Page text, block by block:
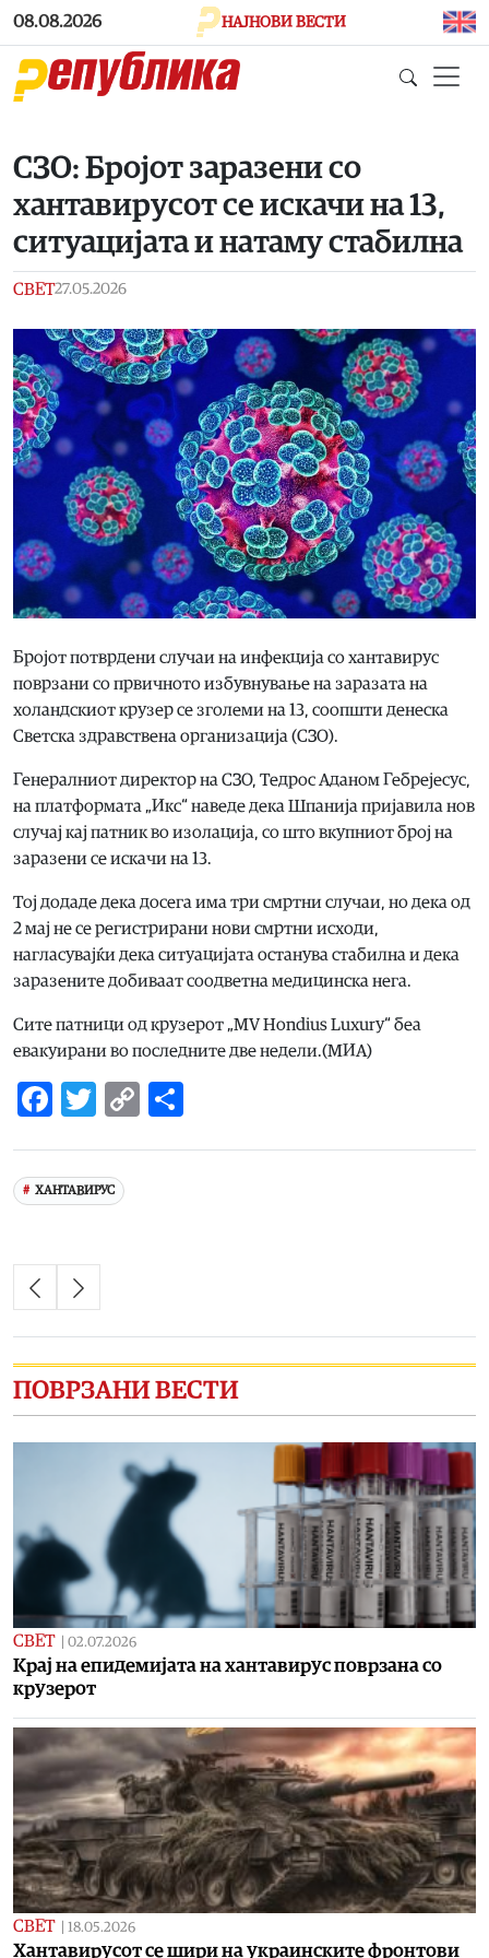
Skip to main content
08.08.2026 НАЈНОВИ ВЕСТИ
СЗО: Бројот заразени со
хантавирусот се искачи на 13,
ситуацијата и натаму стабилна
СВЕТ27.05.2026
Бројот потврдени случаи на инфекција со хантавирус
поврзани со првичното избувнување на заразата на
холандскиот крузер се зголеми на 13, соопшти денеска
Светска здравствена организација (СЗО).
Генералниот директор на СЗО, Тедрос Аданом Гебрејесус,
на платформата „Икс“ наведе дека Шпанија пријавила нов
случај кај патник во изолација, со што вкупниот број на
заразени се искачи на 13.
Тој додаде дека досега има три смртни случаи, но дека од
2 мај не се регистрирани нови смртни исходи,
нагласувајќи дека ситуацијата останува стабилна и дека
заразените добиваат соодветна медицинска нега.
Сите патници од крузерот „MV Hondius Luxury“ беа
евакуирани во последните две недели.(МИА)
Facebook
Twitter
Copy
ХАНТАВИРУС
ПОВРЗАНИ ВЕСТИ
СВЕТ | 02.07.2026
Крај на епидемијата на хантавирус поврзана со
крузерот
СВЕТ | 18.05.2026
Хантавирусот се шири на украинските фронтови